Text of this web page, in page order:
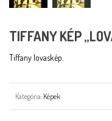
TIFFANY KÉP
Tiffany lovaskép.
Kategória: Képek